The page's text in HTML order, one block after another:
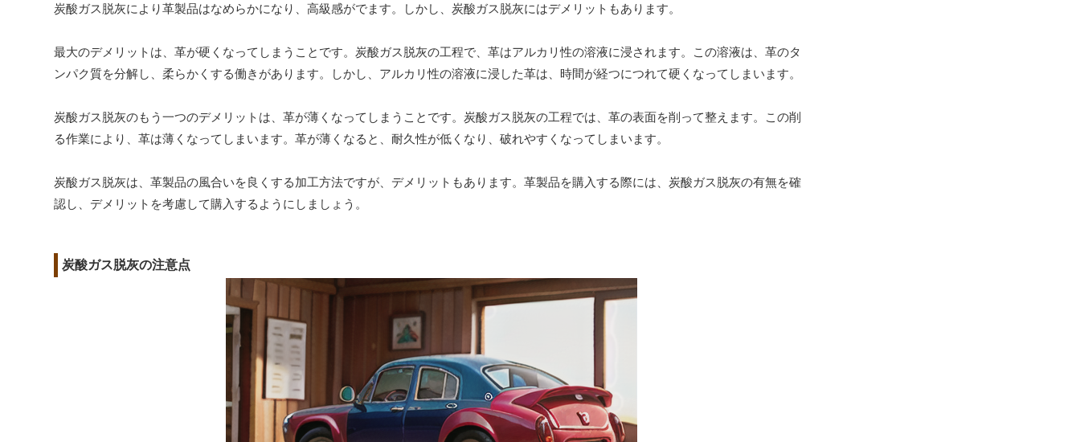
炭酸ガス脱灰により革製品はなめらかになり、高級感がでます。しかし、炭酸ガス脱灰にはデメリットもあります。
最大のデメリットは、革が硬くなってしまうことです。炭酸ガス脱灰の工程で、革はアルカリ性の溶液に浸されます。この溶液は、革のタ
ンパク質を分解し、柔らかくする働きがあります。しかし、アルカリ性の溶液に浸した革は、時間が経つにつれて硬くなってしまいます。
炭酸ガス脱灰のもう一つのデメリットは、革が薄くなってしまうことです。炭酸ガス脱灰の工程では、革の表面を削って整えます。この削
る作業により、革は薄くなってしまいます。革が薄くなると、耐久性が低くなり、破れやすくなってしまいます。
炭酸ガス脱灰は、革製品の風合いを良くする加工方法ですが、デメリットもあります。革製品を購入する際には、炭酸ガス脱灰の有無を確
認し、デメリットを考慮して購入するようにしましょう。
炭酸ガス脱灰の注意点